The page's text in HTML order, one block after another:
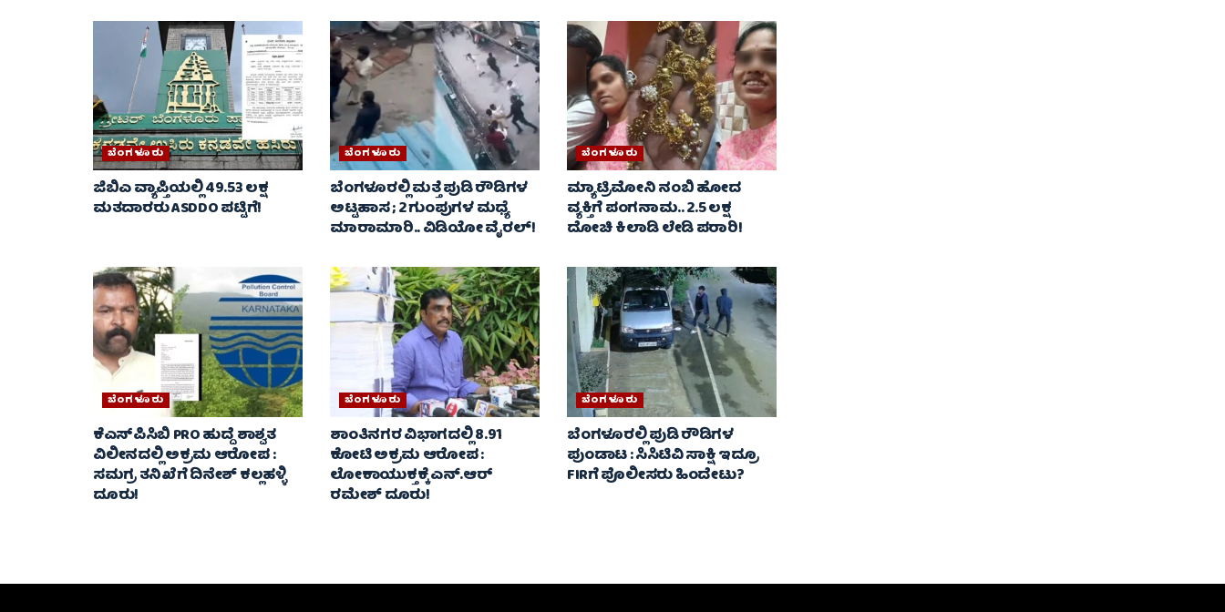
ಬೆಂಗಳೂರು
ಜಿಬಿಎ ವ್ಯಾಪ್ತಿಯಲ್ಲಿ 49.53 ಲಕ್ಷ
ಮತದಾರರು ASDDO ಪಟ್ಟಿಗೆ!
ಬೆಂಗಳೂರು
ಬೆಂಗಳೂರಲ್ಲಿ ಮತ್ತೆ ಪುಡಿ ರೌಡಿಗಳ
ಅಟ್ಟಹಾಸ ; 2 ಗುಂಪುಗಳ ಮಧ್ಯೆ
ಮಾರಾಮಾರಿ.. ವಿಡಿಯೋ ವೈರಲ್‌!
ಬೆಂಗಳೂರು
ಮ್ಯಾಟ್ರಿಮೋನಿ ನಂಬಿ ಹೋದ
ವ್ಯಕ್ತಿಗೆ ಪಂಗನಾಮ.. 2.5 ಲಕ್ಷ
ದೋಚಿ ಕಿಲಾಡಿ ಲೇಡಿ ಪರಾರಿ!
ಬೆಂಗಳೂರು
ಕೆಎಸ್‌ಪಿಸಿಬಿ PRO ಹುದ್ದೆ ಶಾಶ್ವತ
ವಿಲೀನದಲ್ಲಿ ಅಕ್ರಮ ಆರೋಪ :
ಸಮಗ್ರ ತನಿಖೆಗೆ ದಿನೇಶ್ ಕಲ್ಲಹಳ್ಳಿ
ದೂರು!
ಬೆಂಗಳೂರು
ಶಾಂತಿನಗರ ವಿಭಾಗದಲ್ಲಿ 8.91
ಕೋಟಿ ಅಕ್ರಮ ಆರೋಪ :
ಲೋಕಾಯುಕ್ತಕ್ಕೆ ಎನ್‌.ಆರ್‌
ರಮೇಶ್‌ ದೂರು!
ಬೆಂಗಳೂರು
ಬೆಂಗಳೂರಲ್ಲಿ ಪುಡಿ ರೌಡಿಗಳ
ಪುಂಡಾಟ : ಸಿಸಿಟಿವಿ ಸಾಕ್ಷಿ ಇದ್ರೂ
FIRಗೆ ಪೊಲೀಸರು ಹಿಂದೇಟು?